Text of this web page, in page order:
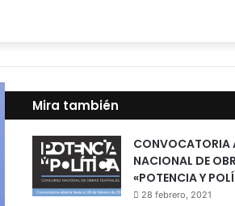
Mira también
CONVOCATORIA
NACIONAL DE
«POTENCIA Y
28 febrero, 2021